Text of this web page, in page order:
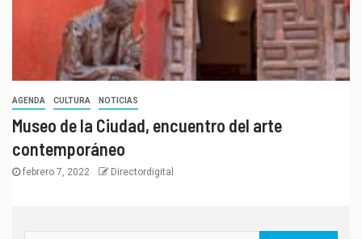
AGENDA CULTURA NOTICIAS
Museo de la Ciudad, encuentro del arte
contemporáneo
febrero 7, 2022 Directordigital